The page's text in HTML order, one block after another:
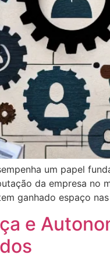
um papel
da empresa no
ganhado espaço
e